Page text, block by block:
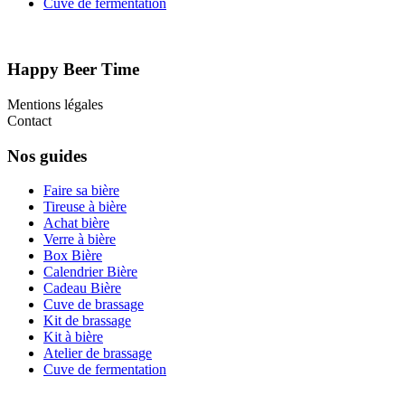
Cuve de fermentation
Happy Beer Time
Mentions légales
Contact
Nos guides
Faire sa bière
Tireuse à bière
Achat bière
Verre à bière
Box Bière
Calendrier Bière
Cadeau Bière
Cuve de brassage
Kit de brassage
Kit à bière
Atelier de brassage
Cuve de fermentation